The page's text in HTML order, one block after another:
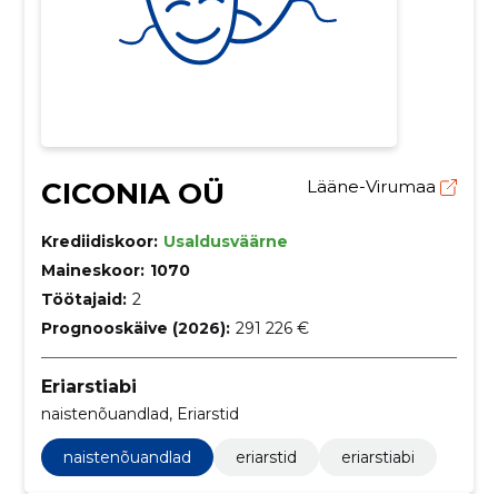
CICONIA OÜ Lääne-Virumaa
Krediidiskoor: Usaldusväärne
Maineskoor: 1070
Töötajaid: 2
Prognooskäive (2026): 291 226 €
Eriarstiabi
naistenõuandlad, Eriarstid
naistenõuandlad eriarstid eriarstiabi